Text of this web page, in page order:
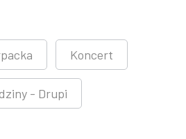
Koncert
- Drupi